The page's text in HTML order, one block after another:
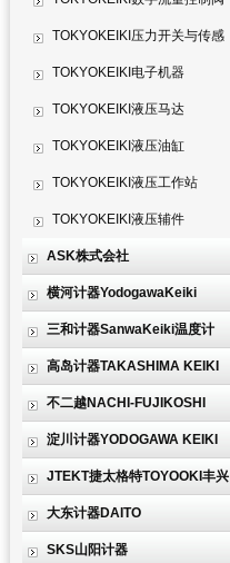
TOKYOKEIKI压力开关与传感
器 TOKYOKEIKI电子机器
TOKYOKEIKI液压马达
TOKYOKEIKI液压油缸
TOKYOKEIKI液压工作站
TOKYOKEIKI液压辅件
ASK株式会社
横河计器YodogawaKeiki
三和计器SanwaKeiki温度计
高岛计器TAKASHIMA KEIKI
不二越NACHI-FUJIKOSHI
淀川计器YODOGAWA KEIKI
JTEKT捷太格特TOYOOKI丰兴
大东计器DAITO
SKS山阳计器